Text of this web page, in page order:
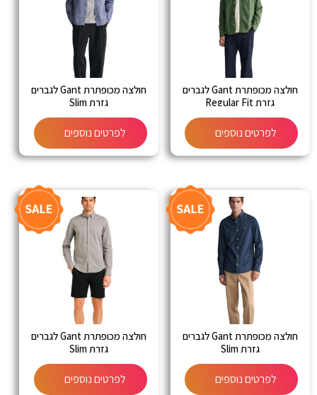
חולצה מכופתרת Gant לגברים
גזרת Regular Fit
לפרטים נוספים
חולצה מכופתרת Gant לגברים
גזרת Slim
לפרטים נוספים
חולצה מכופתרת Gant לגברים
גזרת Slim
לפרטים נוספים
חולצה מכופתרת Gant לגברים
גזרת Slim
לפרטים נוספים